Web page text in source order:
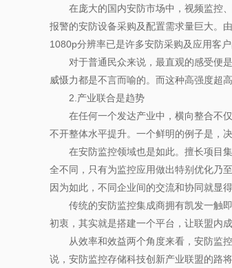
在庞大的国内安防市场中，视频监控、
报警的安防设备采购及配置需求量巨大。
1080p分辨率已是许多安防采购及应用客户
对于普通民众来说，最直观的感受便是
威慑力都是不言而喻的。而这种高强度超
2.产业联合是趋势
在任何一个发达产业中，横向整合不仅
不开整体水平提升。一个鲜明的例子是，
在安防监控领域也是如此。擅长项目集
全不同，只有为监控应用做出特别优化乃
因为如此，不同企业间的交流和协同就显得
传统的安防监控集成商拥有凯发一触即
初衷，其实就是搭建一个平台，让联盟内
从效率和效益两个角度来看，安防监控
说，安防监控存储科技创新产业联盟的路将